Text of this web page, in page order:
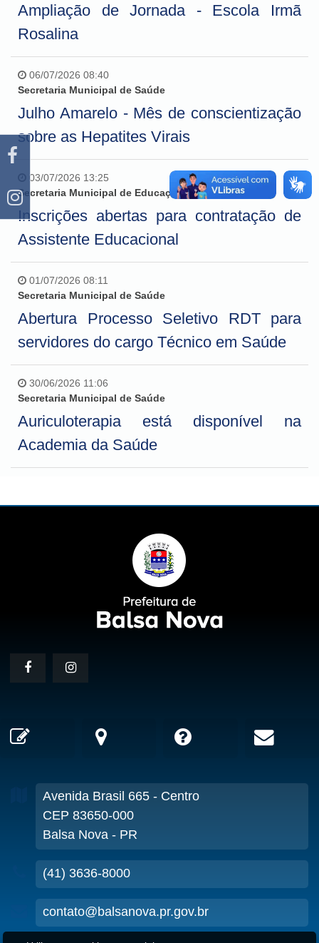
Ampliação de Jornada - Escola Irmã
Rosalina
06/07/2026 08:40
Secretaria Municipal de Saúde
Julho Amarelo - Mês de conscientização
sobre as Hepatites Virais
03/07/2026 13:25
Secretaria Municipal de Educação, Cultura e Esporte
Inscrições abertas para contratação de
Assistente Educacional
01/07/2026 08:11
Secretaria Municipal de Saúde
Abertura Processo Seletivo RDT para
servidores do cargo Técnico em Saúde
30/06/2026 11:06
Secretaria Municipal de Saúde
Auriculoterapia está disponível na
Academia da Saúde
Avenida Brasil 665 - Centro
CEP 83650-000
Balsa Nova - PR
(41) 3636-8000
contato@balsanova.pr.gov.br